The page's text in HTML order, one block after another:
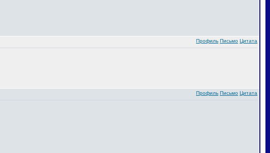
Профиль Письмо Цитата
Профиль Письмо Цитата